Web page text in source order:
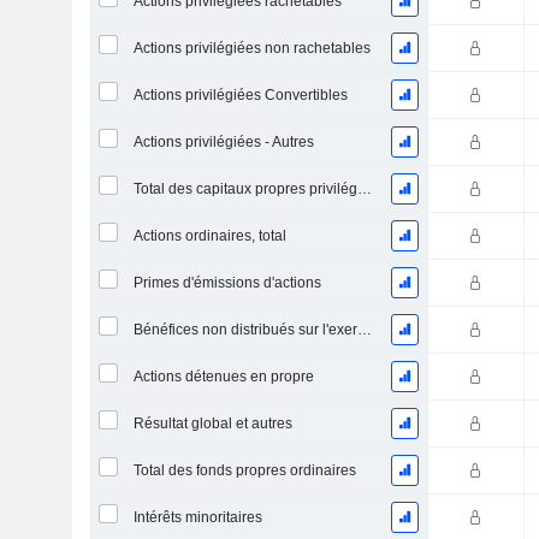
Actions privilégiées non rachetables
Actions privilégiées Convertibles
Actions privilégiées - Autres
Total des capitaux propres privilégiés
Actions ordinaires, total
Primes d'émissions d'actions
Bénéfices non distribués sur l'exercice
Actions détenues en propre
Résultat global et autres
Total des fonds propres ordinaires
Intérêts minoritaires